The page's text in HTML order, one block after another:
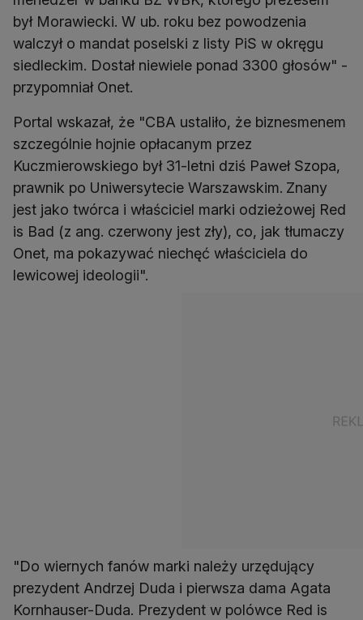
był Morawiecki. W ub. roku bez powodzenia
walczył o mandat poselski z listy PiS w okręgu
siedleckim. Dostał niewiele ponad 3300 głosów" -
przypomniał Onet.
Portal wskazał, że "CBA ustaliło, że biznesmenem
szczególnie hojnie opłacanym przez
Kuczmierowskiego był 31-letni dziś Paweł Szopa,
prawnik po Uniwersytecie Warszawskim. Znany
jest jako twórca i właściciel marki odzieżowej Red
is Bad (z ang. czerwony jest zły), co, jak tłumaczy
Onet, ma pokazywać niechęć właściciela do
lewicowej ideologii".
"Do wiernych fanów marki należy urzędujący
prezydent Andrzej Duda i pierwsza dama Agata
Kornhauser-Duda. Prezydent w polówce Red is